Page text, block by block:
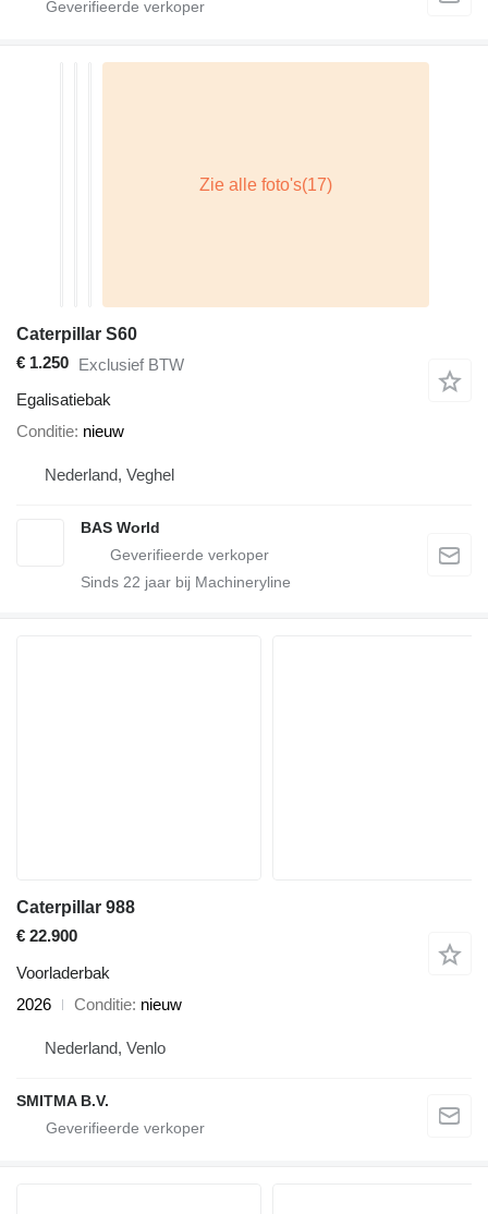
Caterpillar S60
€ 1.250 Exclusief BTW
Egalisatiebak
Conditie nieuw
Nederland, Veghel
BAS World
Sinds 22 jaar bij Machineryline
Caterpillar 988
€ 22.900
Voorladerbak
2026
Conditie nieuw
Nederland, Venlo
SMITMA B.V.